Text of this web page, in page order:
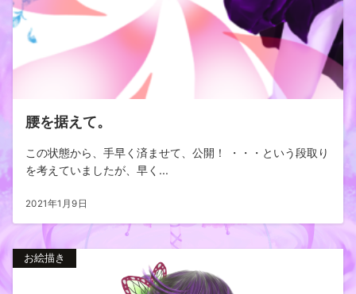
腰を据えて。
この状態から、手早く済ませて、公開！ ・・・という段取り
を考えていましたが、早く...
2021年1月9日
お絵描き